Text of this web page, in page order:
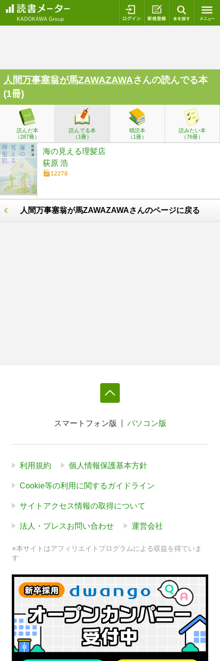
ログイン 新規登録
人間万事塞翁が馬ZAWAZAWAさんの読んでる本
(1冊)
読んだ本
（287冊）
読んでる本
（1冊）
積読本
（1冊）
読みたい本
（76冊）
海の見える理髪店
荻原 浩
12278
人間万事塞翁が馬ZAWAZAWAさんのページに戻る
スマートフォン版 パソコン版
利用規約 個人情報保護基本方針
Cookie等の利用に関するガイドライン
サイトアクセス情報の取得について
法人・プレスお問い合わせ 運営会社
※本サイトはアフィリエイトプログラムによる収益を得ていま
す